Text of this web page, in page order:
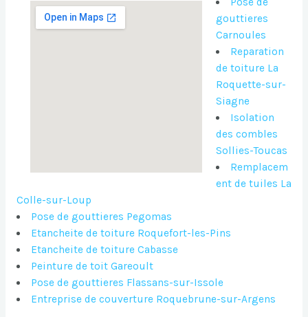
gouttieres
Carnoules
Reparation
de toiture La
Roquette-sur-
Siagne
Isolation
des combles
Sollies-Toucas
Remplacem
ent de tuiles La
Colle-sur-Loup
Pose de gouttieres Pegomas
Etancheite de toiture Roquefort-les-Pins
Etancheite de toiture Cabasse
Peinture de toit Gareoult
Pose de gouttieres Flassans-sur-Issole
Entreprise de couverture Roquebrune-sur-Argens